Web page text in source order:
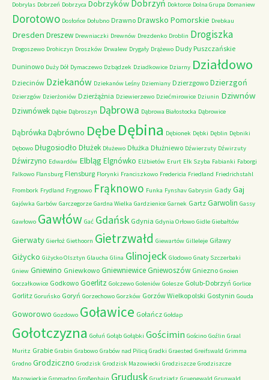
Dobrylas Dobrzeń Dobrzyca Dobrzyków Dobrzyń Doktorce Dolna Grupa Domaniew
Dorotowo Dosłońce Dołubno Drawno Drawsko Pomorskie Drebkau
Dresden Dreszew Drewniaczki Drewnów Drezdenko Droblin Drogiszka
Drogoszewo Drohiczyn Droszków Drwalew Drygały Drążewo Dudy Puszczańskie
Duninowo Duży Dół Dymaczewo Dzbądzek Dziadkowice Dziarny Działdowo
Dziecinów Dziekanów Dziekanów Leśny Dziemiany Dzierzgowo Dzierzgoń
Dzierzgów Dzierżoniów Dzierżążnia Dziewierzewo Dziećmirowice Dziunin Dziwnów
Dziwnówek Dąbie Dąbroszyn Dąbrowa Dąbrowa Białostocka Dąbrowice
Dąbrówka Dąbrówno Dębe Dębina Dębionek Dębki Dęblin Dębniki
Dębowo Długosiodło Dłużek Dłużewo Dłużka Dłużniewo Dźwierzuty Dźwirzuty
Dźwirzyno Edwardów Elbląg Elgnówko Elżbietów Erurt Ełk Szyba Fabianki Faborgi
Falkowo Flansburg Flensburg Florynki Franciszkowo Fredericia Friedland Friedrichstahl
Frombork Frydland Frygnowo Frąknowo Funka Fynshav Gabrysin Gady Gaj
Gajówka Garbów Garczegorze Gardna Wielka Gardzienice Garnek Gartz Garwolin Gassy
Gawłowo Gawłów Gać Gdańsk Gdynia Gdynia Orłowo Gidle Giebałtów
Gierwaty Gierłoż Giethoorn Gietrzwałd Giewartów Gilleleje Giławy
Giżycko Giżycko Olsztyn Glaucha Glina Glinojeck Glodowo Gnaty Szczerbaki
Gniew Gniewino Gniewkowo GniewniewiceGniewoszów Gniezno Gnoien
Goczałkowice Godkowo Goerlitz Golczewo Goleniów Golesze Golub-Dobrzyń Gorlice
Gorlitz Goruńsko Goryń Gorzechowo Gorzków Gorzów Wielkopolski Gostynin Gouda
Goworowo Gozdowo Goławice Gołańcz Gołdap
Gołotczyzna Gołuń Gołąb Gołąbki Gościmin Gościno Goźlin Graal
Muritz Grabie Grabin Grabowo Grabów nad Pilicą Gradki Graested Greifswald Grimma
Grodno Grodziczno Grodzisk Grodzisk Mazowiecki Grodziszcze Grodziszcze
Grudusk